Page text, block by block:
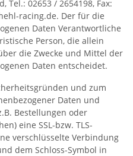
Tel.: 02653 / 2654198, Fax:
racing.de. Der für die
Daten Verantwortliche
Person, die allein
die Zwecke und Mittel der
Daten entscheidet.
und zum
Daten und
Bestellungen oder
eine SSL-bzw. TLS-
verschlüsselte Verbindung
dem Schloss-Symbol in